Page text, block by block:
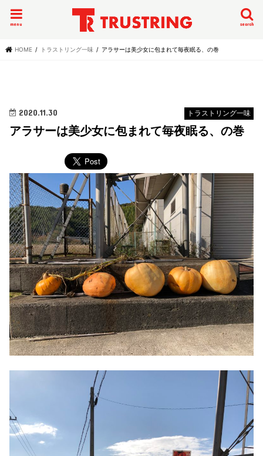
search
menu
HOME トラストリング一味 アラサーは美少女に包まれて毎夜眠る、の巻
トラストリング一味
2020.11.30
アラサーは美少女に包まれて毎夜眠る、の巻